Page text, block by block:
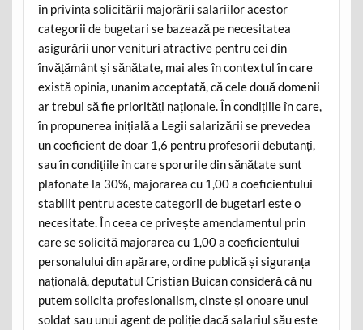
în privința solicitării majorării salariilor acestor
categorii de bugetari se bazează pe necesitatea
asigurării unor venituri atractive pentru cei din
învățământ și sănătate, mai ales în contextul în care
există opinia, unanim acceptată, că cele două domenii
ar trebui să fie priorități naționale. În condițiile în care,
în propunerea inițială a Legii salarizării se prevedea
un coeficient de doar 1,6 pentru profesorii debutanți,
sau în condițiile în care sporurile din sănătate sunt
plafonate la 30%, majorarea cu 1,00 a coeficientului
stabilit pentru aceste categorii de bugetari este o
necesitate. În ceea ce privește amendamentul prin
care se solicită majorarea cu 1,00 a coeficientului
personalului din apărare, ordine publică și siguranța
națională, deputatul Cristian Buican consideră că nu
putem solicita profesionalism, cinste și onoare unui
soldat sau unui agent de poliție dacă salariul său este